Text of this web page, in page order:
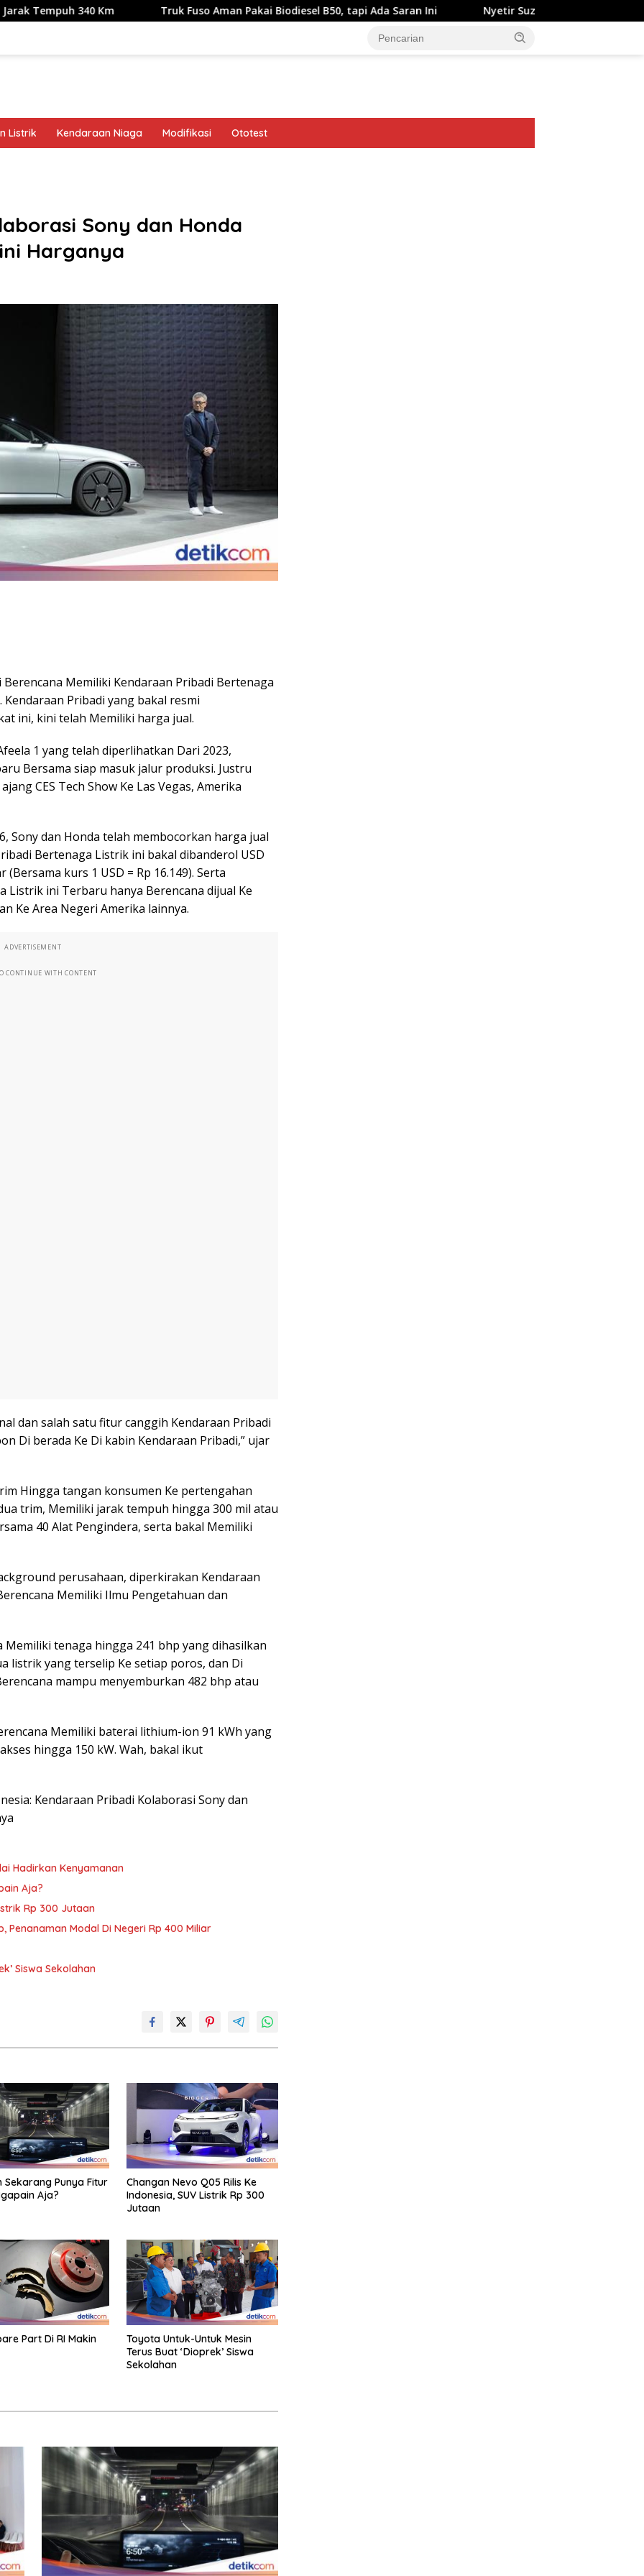
340 Km Truk Fuso Aman Pakai Biodiesel B50, tapi Ada Saran Ini Nyetir Suzuki XL7 Facelift Kini Lebih Damai
Listrik Kendaraan Niaga Modifikasi Ototest
Sony dan Honda
Harganya
Memiliki Kendaraan Pribadi Bertenaga
Pribadi yang bakal resmi
ini, kini telah Memiliki harga jual.
1 yang telah diperlihatkan Dari 2023,
Bersama siap masuk jalur produksi. Justru
CES Tech Show Ke Las Vegas, Amerika
Sony dan Honda telah membocorkan harga jual
Bertenaga Listrik ini bakal dibanderol USD
kurs 1 USD = Rp 16.149). Serta
Listrik ini Terbaru hanya Berencana dijual Ke
Ke Area Negeri Amerika lainnya.
ADVERTISEMENT
CONTINUE WITH CONTENT
dan salah satu fitur canggih Kendaraan Pribadi
Di berada Ke Di kabin Kendaraan Pribadi,” ujar
Hingga tangan konsumen Ke pertengahan
trim, Memiliki jarak tempuh hingga 300 mil atau
40 Alat Pengindera, serta bakal Memiliki
perusahaan, diperkirakan Kendaraan
Memiliki Ilmu Pengetahuan dan
Memiliki tenaga hingga 241 bhp yang dihasilkan
listrik yang terselip Ke setiap poros, dan Di
mampu menyemburkan 482 bhp atau
Memiliki baterai lithium-ion 91 kWh yang
hingga 150 kW. Wah, bakal ikut
Kendaraan Pribadi Kolaborasi Sony dan
Hadirkan Kenyamanan
Aja?
Rp 300 Jutaan
Penanaman Modal Di Negeri Rp 400 Miliar
Siswa Sekolahan
Sekarang Punya Fitur
Aja?
Changan Nevo Q05 Rilis Ke
Indonesia, SUV Listrik Rp 300
Jutaan
Part Di RI Makin
Toyota Untuk-Untuk Mesin
Terus Buat ‘Dioprek’ Siswa
Sekolahan